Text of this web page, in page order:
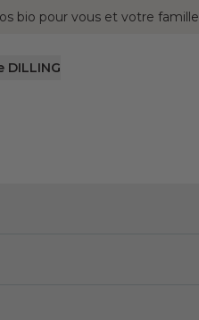
bio pour vous et votre famille
DILLING